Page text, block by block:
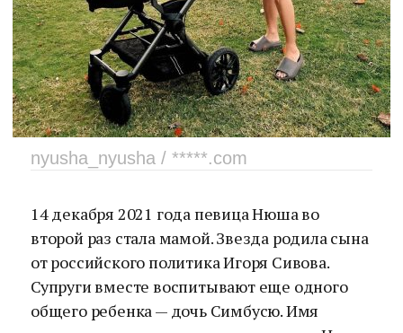
nyusha_nyusha / *****.com
14 декабря 2021 года певица Нюша во
второй раз стала мамой. Звезда родила сына
от российского политика Игоря Сивова.
Супруги вместе воспитывают еще одного
общего ребенка — дочь Симбусю. Имя